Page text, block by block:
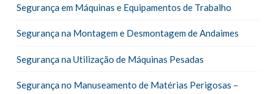
Segurança em Máquinas e Equipamentos de Trabalho
Segurança na Montagem e Desmontagem de Andaimes
Segurança na Utilização de Máquinas Pesadas
Segurança no Manuseamento de Matérias Perigosas –